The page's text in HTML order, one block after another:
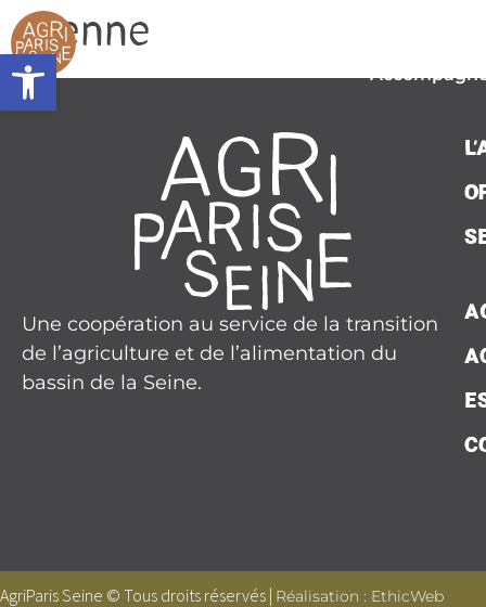
Ouvrir la barre d’outils
principal
Sienne
Une coopération au service de la transition
de l’agriculture et de l’alimentation du
bassin de la Seine.
AgriParis Seine © Tous droits réservés | Réalisation : EthicWeb